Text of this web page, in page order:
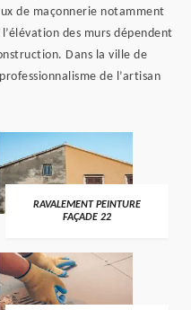
de maçonnerie notamment
des murs dépendent
Dans la ville de
de l’artisan
RAVALEMENT PEINTURE
FAÇADE 22